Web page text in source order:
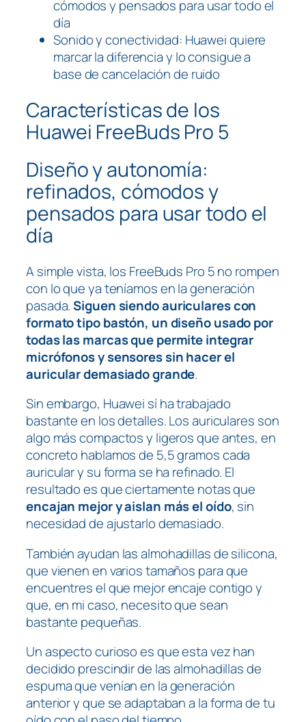
cómodos y pensados para usar todo el
día
​Sonido y conectividad: Huawei quiere
marcar la diferencia y lo consigue a
base de cancelación de ruido
Características de los
Huawei FreeBuds Pro 5
Diseño y autonomía:
refinados, cómodos y
pensados para usar todo el
día
A simple vista, los FreeBuds Pro 5 no rompen
con lo que ya teníamos en la generación
pasada.Siguen siendo auriculares con
formato tipo bastón, un diseño usado por
todas las marcas que permite integrar
micrófonos y sensores sin hacer el
auricular demasiado grande.
Sin embargo, Huawei sí ha trabajado
bastante en los detalles. Los auriculares son
algo más compactos y ligeros que antes, en
concreto hablamos de 5,5 gramos cada
auricular y su forma se ha refinado. El
resultado es que ciertamente notas que
encajan mejor y aislan más el oído, sin
necesidad de ajustarlo demasiado.
También ayudan las almohadillas de silicona,
que vienen en varios tamaños para que
encuentres el que mejor encaje contigo y
que, en mi caso, necesito que sean
bastante pequeñas.
Un aspecto curioso es que esta vez han
decidido prescindir de las almohadillas de
espuma que venían en la generación
anterior y que se adaptaban a la forma de tu